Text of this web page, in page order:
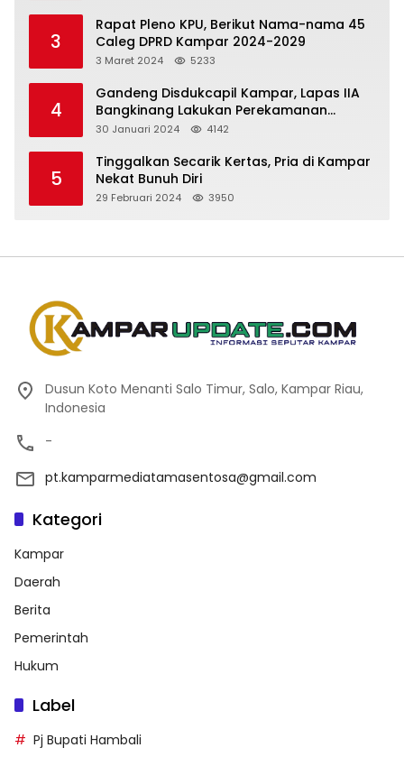
3
Rapat Pleno KPU, Berikut Nama-nama 45
3 Maret 2024 5233
4
Gandeng Disdukcapil Kampar, Lapas IIA
Bangkinang Lakukan Perekamanan
Kependudukan WBP
30 Januari 2024 4142
5
Tinggalkan Secarik Kertas, Pria di Kampar
Nekat Bunuh Diri
29 Februari 2024 3950
Dusun Koto Menanti Salo Timur, Salo, Kampar Riau,
Indonesia
-
pt.kamparmediatamasentosa@gmail.com
Kategori
Kampar
Daerah
Berita
Pemerintah
Hukum
Label
Pj Bupati Hambali